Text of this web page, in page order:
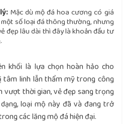
Mặc dù mộ đá hoa cương có giá
số loại đá thông thường, nhưng
đẹp lâu dài thì đây là khoản đầu tư
khối là lựa chọn hoàn hảo cho
tâm linh lẫn thẩm mỹ trong công
vượt thời gian, vẻ đẹp sang trọng
loại mộ này đã và đang trở
các lăng mộ đá hiện đại.